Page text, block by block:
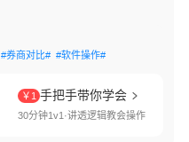
#券商对比# #软件操作#
￥1 手把手带你学会
30分钟1v1·讲透逻辑教会操作